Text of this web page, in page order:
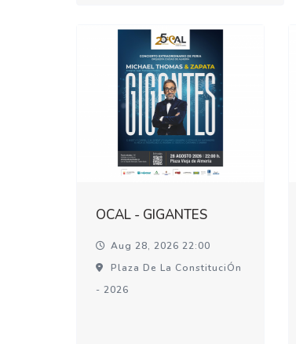
OCAL - GIGANTES
Aug 28, 2026 22:00
Plaza De La ConstituciÓn
- 2026